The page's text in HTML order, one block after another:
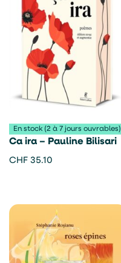
En stock (2 à 7 jours ouvrables)
Ca ira – Pauline Bilisari
CHF 35.10